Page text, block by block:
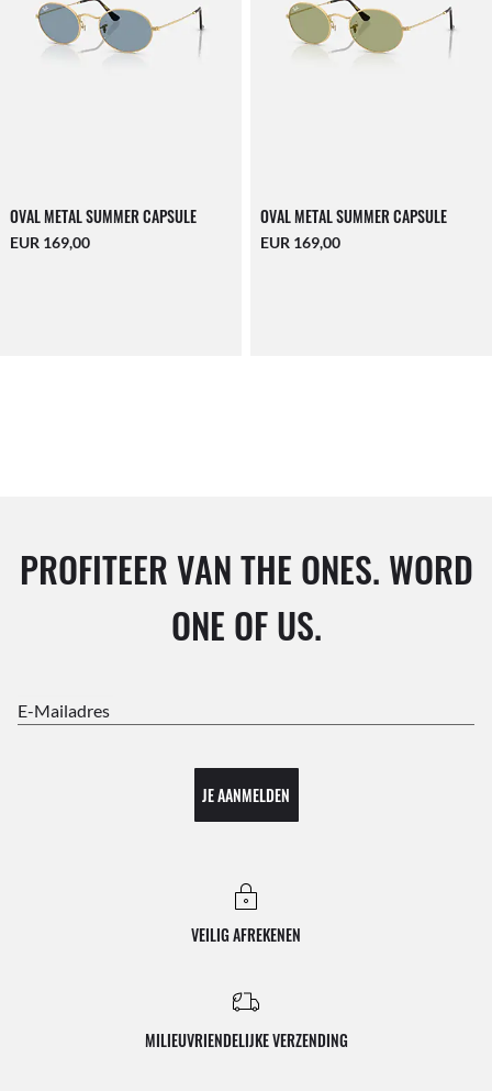
OVAL METAL SUMMER CAPSULE
EUR 169,00
OVAL METAL SUMMER CAPSULE
EUR 169,00
PROFITEER VAN THE ONES. WORD
ONE OF US.
E-Mailadres
JE AANMELDEN
VEILIG AFREKENEN
MILIEUVRIENDELIJKE VERZENDING